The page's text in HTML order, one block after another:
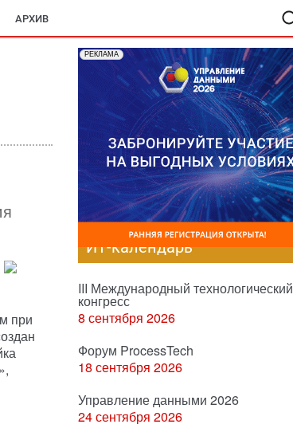
АРХИВ
при
РЕКЛАМА
ИТ-календарь
III Международный технологический
конгресс
8 сентября 2026
Форум ProcessTech
18 сентября 2026
Управление данными 2026
24 сентября 2026